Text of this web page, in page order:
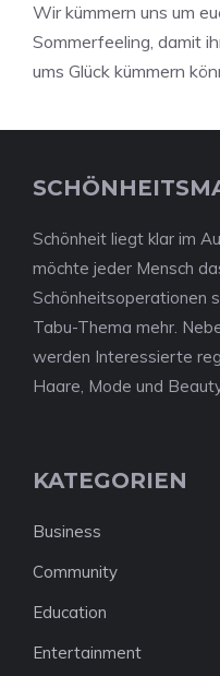
Wir kümmern uns um
Sommerfeeling, damit
ums Glück kümmern
Schönheit liegt klar im
möchte jeder Mensch
Schönheitsoperationen
Tabu-Thema mehr.
werden Interessierte
Haare, Mode und
KATEGORIEN
Business
Community
Education
Entertainment